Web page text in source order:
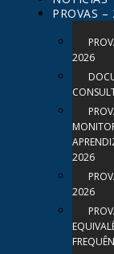
PROVAS –
2026
2026
2026